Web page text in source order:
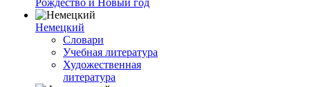
Рождество и Новый год
Немецкий
Словари
Учебная литература
Художественная
литература